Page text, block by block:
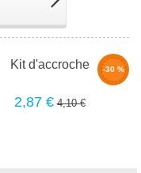
-30 %
Kit d'accroche
2,87 € 4,10 €